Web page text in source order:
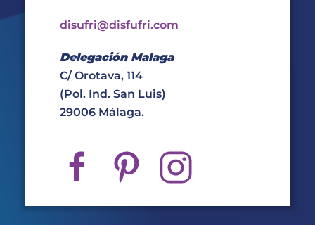
disufri@disfufri.com
Delegación Malaga
C/ Orotava, 114
(Pol. Ind. San Luis)
29006 Málaga.